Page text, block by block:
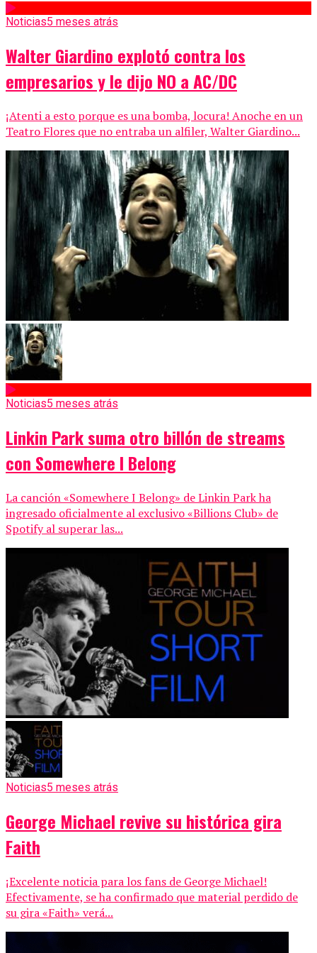
Noticias5 meses atrás
Walter Giardino explotó contra los
empresarios y le dijo NO a AC/DC
¡Atenti a esto porque es una bomba, locura! Anoche en un
Teatro Flores que no entraba un alfiler, Walter Giardino...
Noticias5 meses atrás
Linkin Park suma otro billón de streams
con Somewhere I Belong
La canción «Somewhere I Belong» de Linkin Park ha
ingresado oficialmente al exclusivo «Billions Club» de
Spotify al superar las...
Noticias5 meses atrás
George Michael revive su histórica gira
Faith
¡Excelente noticia para los fans de George Michael!
Efectivamente, se ha confirmado que material perdido de
su gira «Faith» verá...